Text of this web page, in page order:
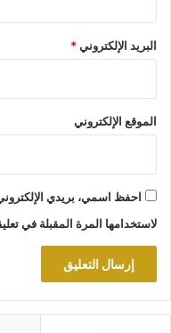
البريد الإلكتروني*
الموقع الإلكتروني
احفظ اسمي، بريدي
لاستخدامها المرة المقبلة في